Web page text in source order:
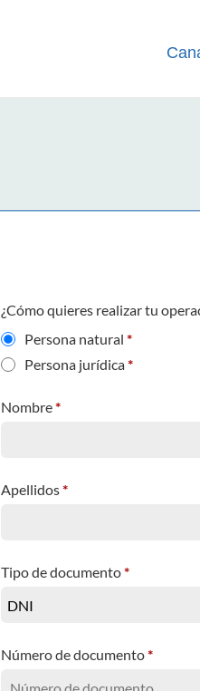
¿Cómo quieres realizar tu
Persona natural *
Persona jurídica*
Nombre*
Apellidos*
Tipo de documento*
Número de documento*